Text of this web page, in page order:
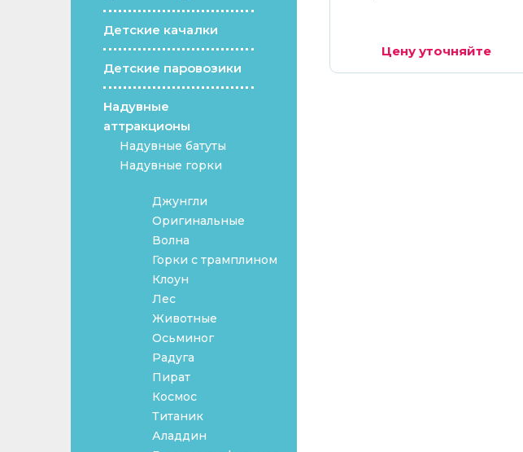
Детские качалки
Детские паровозики
Надувные
аттракционы
Надувные батуты
Надувные горки
Джунгли
Оригинальные
Волна
Горки с трамплином
Клоун
Лес
Животные
Осьминог
Радуга
Пират
Космос
Титаник
Аладдин
Цену уточняйте